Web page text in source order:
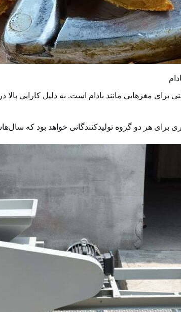
برای مغزهایی مانند بادام است. به دلیل کارایی
برای هر دو گروه تولیدکنندگانی خواهد بود که